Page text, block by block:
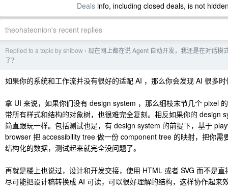
Dealsinfo, including closed deals, is not
theohateonion's recent replies
Replied to a topic by shibow › 现在网上都在说 Agent 自动开发，我还是在对话模
了？
如果你的系统和工作流并没有很好的适配 AI ，那么你会发现 AI 很多
拿 UI 来说，如果你们没有 design system ，那么细枝末节几个 pixel
带所有样式和结构的对象树，也很难完全复刻。相反如果你的 design
简直跟玩一样。包括测试也是，有 design system 的前提下，基于
browser 把 accessibility tree 做一份 component tree 的映射，把你需
结构化的数据，测试起来就完全没问题了。
再就是楼上也说过，设计和开发交接，使用 HTML 或者 SVG 而不是
尽可能把设计稿转换成 AI 可读，可以很好理解的结构，这样协作起来